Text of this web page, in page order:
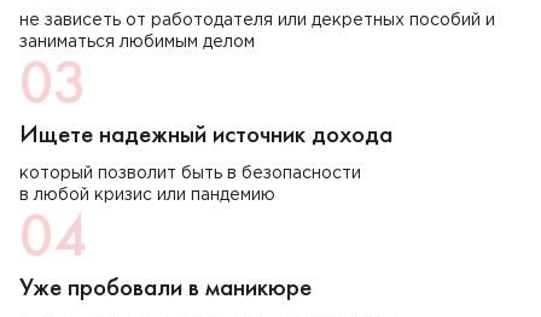
не зависеть от работодателя или декретных пособий и
заниматься любимым делом
03
Ищете надежный источник дохода
который позволит быть в безопасности
в любой кризис или пандемию
04
Уже пробовали в маникюре